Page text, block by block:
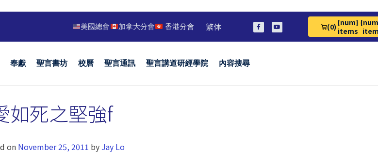
美國總會 加拿大分會 香港分會 繁体 (0)
View Cart 0
{num}
items
奉獻 聖言書坊 校曆 聖言通訊 聖言講道研經學院 內容搜尋
如死之堅強f
on November 25, 2011 by Jay Lo